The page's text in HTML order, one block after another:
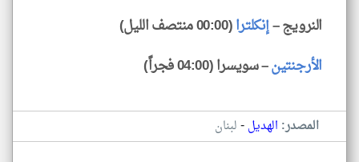
النرويج –إنكلترا(00:00 منتصف الليل)
الأرجنتين– سويسرا (04:00 فجراً)
المصدر: الهديل-لبنان